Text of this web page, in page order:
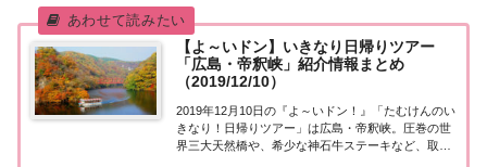
【よ～いドン】いきなり日帰りツアー
「広島・帝釈峡」紹介情報まとめ
（2019/12/10）
2019年12月10日の『よ～いドン！』「たむけんのい
きなり！日帰りツアー」は広島・帝釈峡。圧巻の世
界三大天然橋や、希少な神石牛ステーキなど、取り